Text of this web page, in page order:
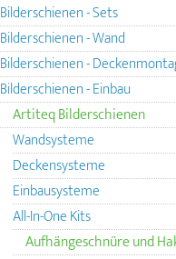
Bilderschienen - Sets
Bilderschienen - Wand
Bilderschienen -
Bilderschienen - Einbau
Artiteq Bilderschienen
Wandsysteme
Deckensysteme
Einbausysteme
All-In-One Kits
Aufhängeschnüre und